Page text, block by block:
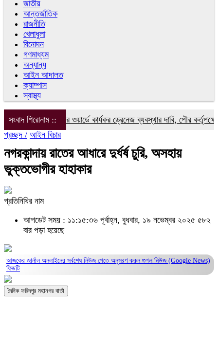
জাতীয়
আন্তর্জাতিক
রাজনীতি
খেলাধুলা
বিনোদন
গণমাধ্যম
অন্যান্য
আইন আদালত
ক্যাম্পাস
স্বাস্থ্য
সংবাদ শিরোনাম ::
১৮ নম্বর ওয়ার্ডে কার্যকর ড্রেনেজ ব্যবস্থার দাবি, পৌর কর্তৃপক্ষের
প্রচ্ছদ / আইন বিচার
নগরকান্দায় রাতের আধারে দুর্ধর্ষ চুরি, অসহায়
ভুক্তভোগীর হাহাকার
প্রতিনিধির নাম
আপডেট সময় : ১১:১৫:৩৬ পূর্বাহ্ন, বুধবার, ১৯ নভেম্বর ২০২৫ ৫৮২
বার পড়া হয়েছে
আজকের জার্নাল অনলাইনের সর্বশেষ নিউজ পেতে অনুসরণ করুন গুগল নিউজ (Google News)
ফিডটি
দৈনিক ফরিদপুর মহানগর বার্তা